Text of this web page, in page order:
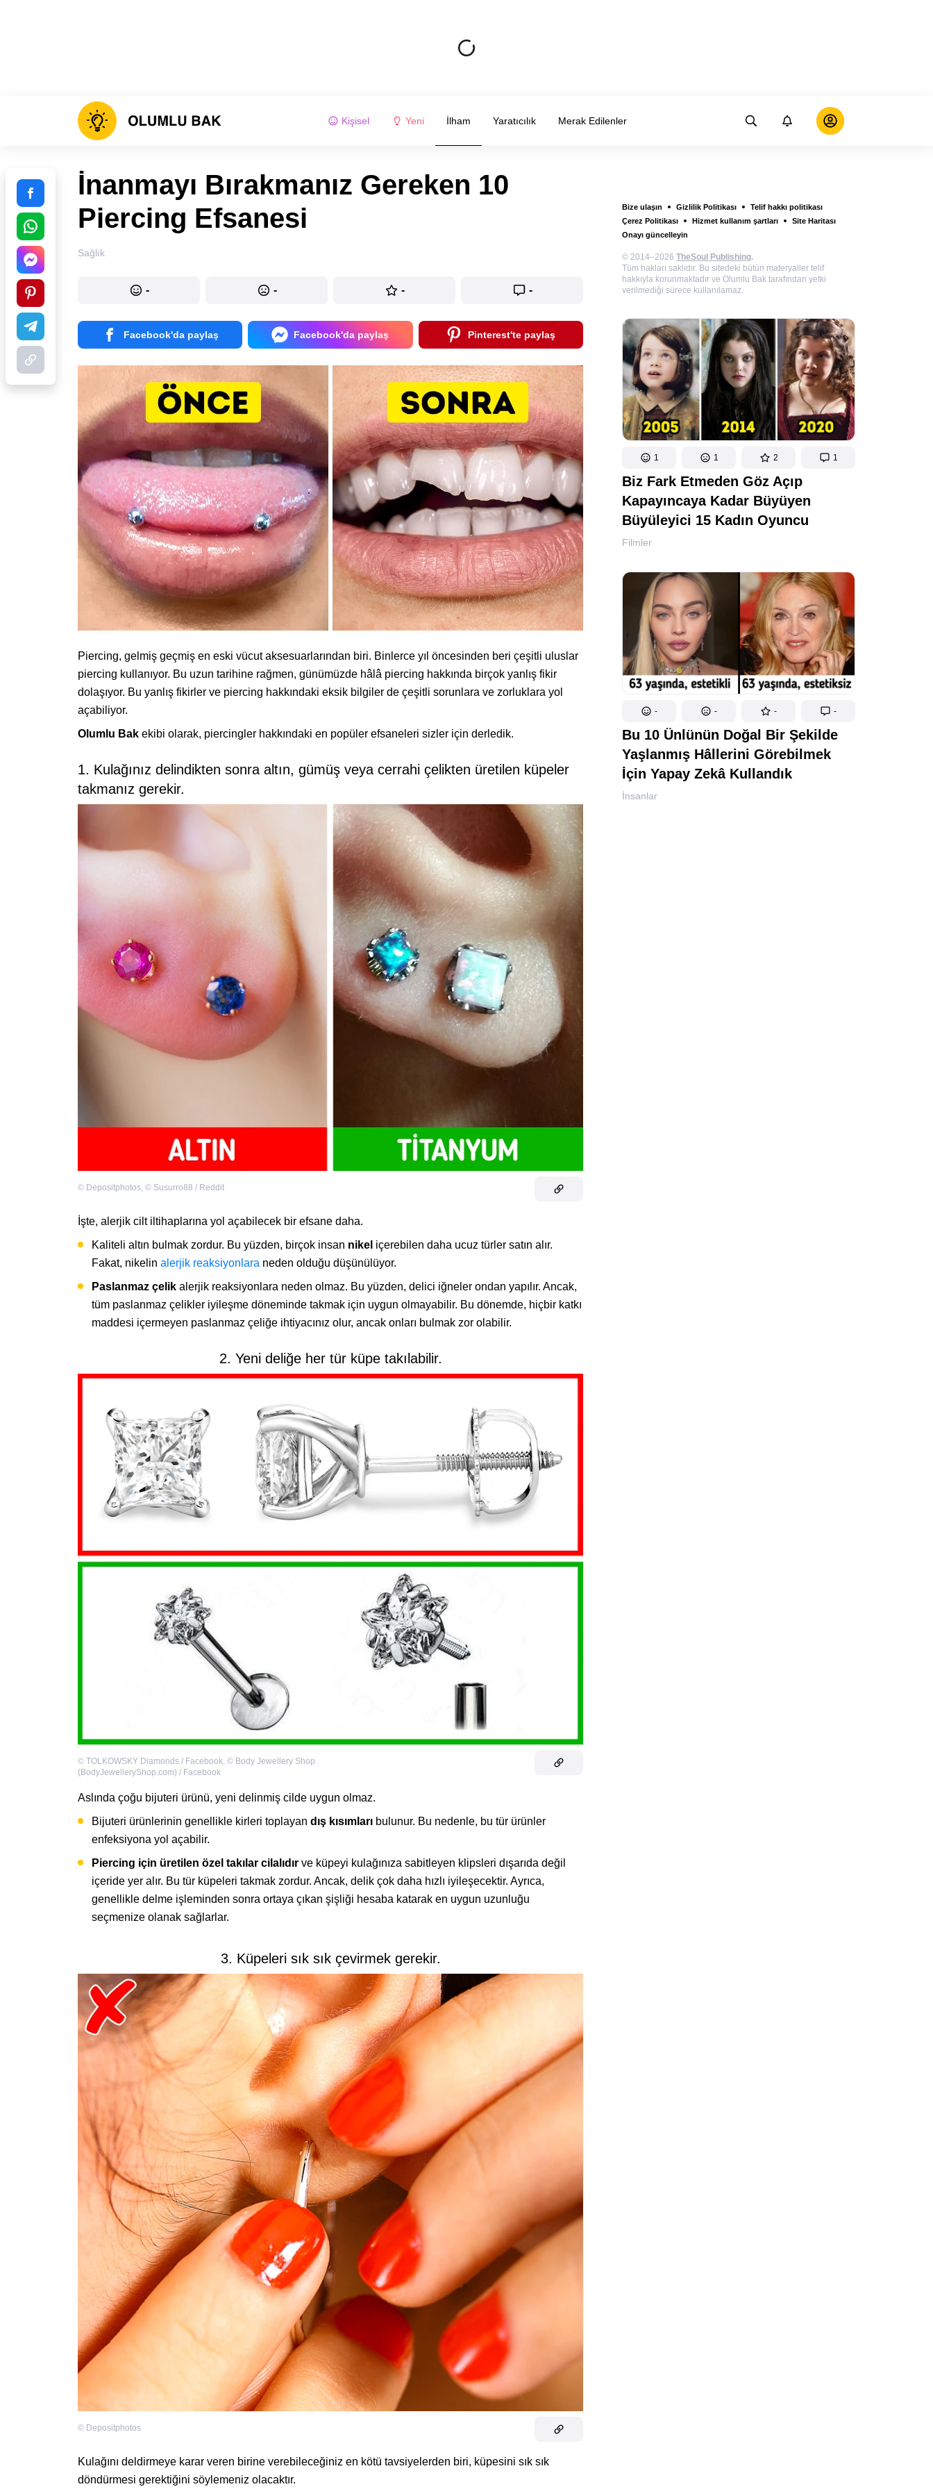
Kişisel Yeni İlham Yaratıcılık Merak Edilenler
Bize ulaşın Gizlilik Politikası
Telif hakkı politikası
Çerez Politikası
Hizmet kullanım şartları
Site Haritası
Onayı güncelleyin
© 2014–2026 TheSoul Publishing.
Tüm hakları saklıdır. Bu sitedeki bütün materyaller telif
hakkıyla korunmaktadır ve Olumlu Bak tarafından yetki
verilmediği sürece kullanılamaz.
1 1 2 1
Biz Fark Etmeden Göz Açıp
Kapayıncaya Kadar Büyüyen
Büyüleyici 15 Kadın Oyuncu
Filmler
- - - -
Bu 10 Ünlünün Doğal Bir Şekilde
Yaşlanmış Hâllerini Görebilmek
İçin Yapay Zekâ Kullandık
İnsanlar
İnanmayı Bırakmanız Gereken 10
Piercing Efsanesi
Sağlık
- - - -
Facebook'da paylaş Facebook'da paylaş Pinterest'te paylaş
Piercing, gelmiş geçmiş en eski vücut aksesuarlarından biri. Binlerce yıl öncesinden beri çeşitli uluslar
piercing kullanıyor. Bu uzun tarihine rağmen, günümüzde hâlâ piercing hakkında birçok yanlış fikir
dolaşıyor. Bu yanlış fikirler ve piercing hakkındaki eksik bilgiler de çeşitli sorunlara ve zorluklara yol
açabiliyor.
Olumlu Bak ekibi olarak, piercingler hakkındaki en popüler efsaneleri sizler için derledik.
1. Kulağınız delindikten sonra altın, gümüş veya cerrahi çelikten üretilen küpeler
takmanız gerekir.
© Depositphotos, © Susurro88 / Reddit
İşte, alerjik cilt iltihaplarına yol açabilecek bir efsane daha.
Kaliteli altın bulmak zordur. Bu yüzden, birçok insan nikel içerebilen daha ucuz türler satın alır.
Fakat, nikelin alerjik reaksiyonlara neden olduğu düşünülüyor.
Paslanmaz çelik alerjik reaksiyonlara neden olmaz. Bu yüzden, delici iğneler ondan yapılır. Ancak,
tüm paslanmaz çelikler iyileşme döneminde takmak için uygun olmayabilir. Bu dönemde, hiçbir katkı
maddesi içermeyen paslanmaz çeliğe ihtiyacınız olur, ancak onları bulmak zor olabilir.
2. Yeni deliğe her tür küpe takılabilir.
© TOLKOWSKY Diamonds / Facebook, © Body Jewellery Shop
(BodyJewelleryShop.com) / Facebook
Aslında çoğu bijuteri ürünü, yeni delinmiş cilde uygun olmaz.
Bijuteri ürünlerinin genellikle kirleri toplayan dış kısımları bulunur. Bu nedenle, bu tür ürünler
enfeksiyona yol açabilir.
Piercing için üretilen özel takılar cilalıdır ve küpeyi kulağınıza sabitleyen klipsleri dışarıda değil
içeride yer alır. Bu tür küpeleri takmak zordur. Ancak, delik çok daha hızlı iyileşecektir. Ayrıca,
genellikle delme işleminden sonra ortaya çıkan şişliği hesaba katarak en uygun uzunluğu
seçmenize olanak sağlarlar.
3. Küpeleri sık sık çevirmek gerekir.
© Depositphotos
Kulağını deldirmeye karar veren birine verebileceğiniz en kötü tavsiyelerden biri, küpesini sık sık
döndürmesi gerektiğini söylemeniz olacaktır.